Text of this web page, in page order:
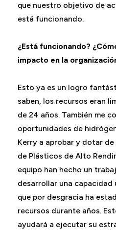
que nuestro objetivo de
está funcionando.
¿Está funcionando?
impacto en la
Esto ya es un logro
saben, los recursos eran
de 24 años. También me
oportunidades de
Kerry a aprobar y dotar
de Plásticos de Alto
equipo han hecho un
desarrollar una
que por desgracia ha
recursos durante años.
ayudará a ejecutar su